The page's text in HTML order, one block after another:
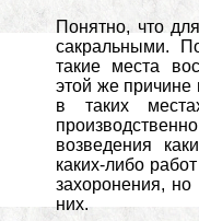
Понятно, что
сакральными.
такие места
этой же причине
в таких
возведения
каких-либо
захоронения, но
них.